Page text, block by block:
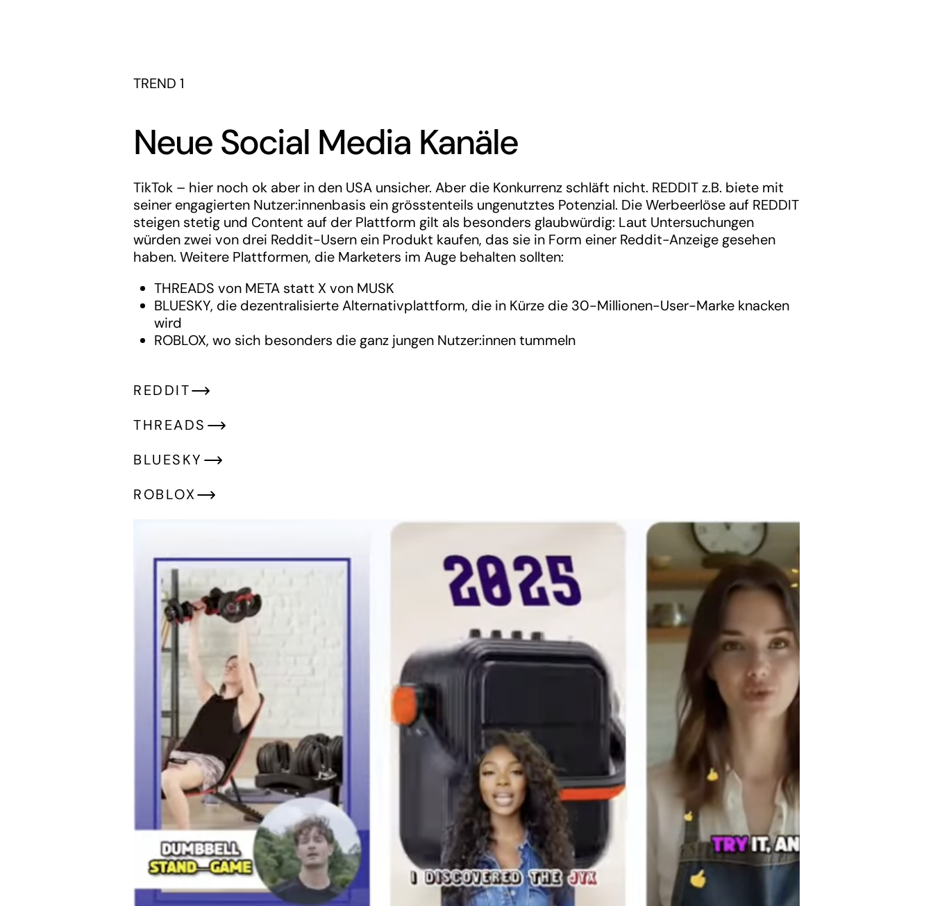
TREND 1
Neue Social Media Kanäle
TikTok – hier noch ok aber in den USA unsicher. Aber die Konkurrenz schläft nicht. REDDIT z.B. biete mit
seiner engagierten Nutzer:innenbasis ein grösstenteils ungenutztes Potenzial. Die Werbeerlöse auf REDDIT
steigen stetig und Content auf der Plattform gilt als besonders glaubwürdig: Laut Untersuchungen
würden zwei von drei Reddit-Usern ein Produkt kaufen, das sie in Form einer Reddit-Anzeige gesehen
haben. Weitere Plattformen, die Marketers im Auge behalten sollten:
THREADS von META statt X von MUSK
BLUESKY, die dezentralisierte Alternativplattform, die in Kürze die 30-Millionen-User-Marke knacken
wird
ROBLOX, wo sich besonders die ganz jungen Nutzer:innen tummeln
REDDIT
THREADS
BLUESKY
ROBLOX